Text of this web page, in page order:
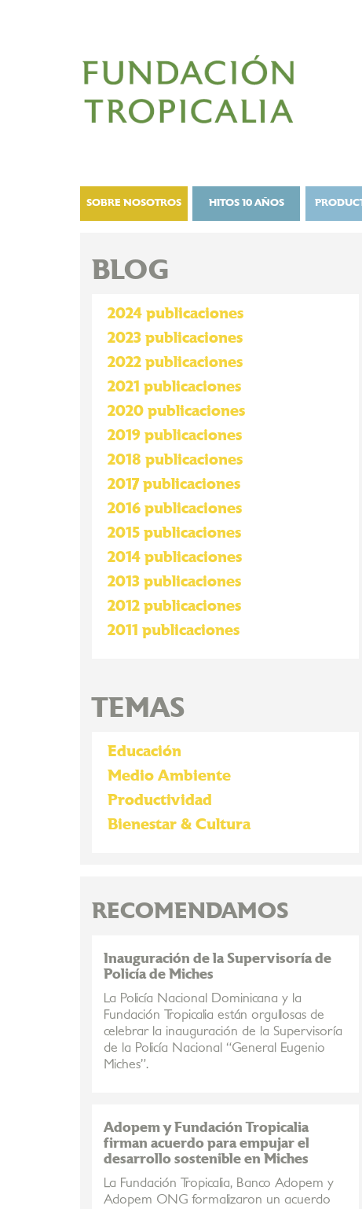
SOBRE NOSOTROS HITOS 10 AÑOS
BLOG
2024 publicaciones
2023 publicaciones
2022 publicaciones
2021 publicaciones
2020 publicaciones
2019 publicaciones
2018 publicaciones
2017 publicaciones
2016 publicaciones
2015 publicaciones
2014 publicaciones
2013 publicaciones
2012 publicaciones
2011 publicaciones
TEMAS
Educación
Medio Ambiente
Productividad
Bienestar & Cultura
RECOMENDAMOS
Inauguración de la Supervisoría de
Policía de Miches
La Policía Nacional Dominicana y la
Fundación Tropicalia están orgullosas de
celebrar la inauguración de la Supervisoría
de la Policía Nacional “General Eugenio
Miches”.
Adopem y Fundación Tropicalia
firman acuerdo para empujar el
desarrollo sostenible en Miches
La Fundación Tropicalia, Banco Adopem y
Adopem ONG formalizaron un acuerdo